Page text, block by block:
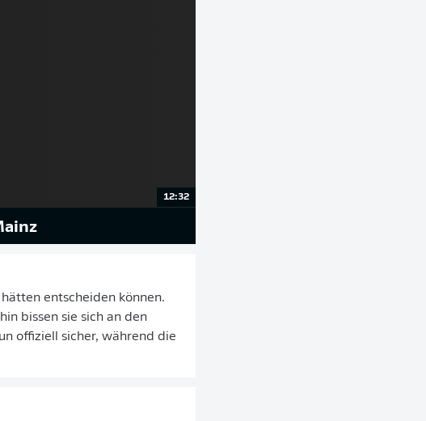
12:32
entscheiden können.
bissen sie sich an den
offiziell sicher, während die